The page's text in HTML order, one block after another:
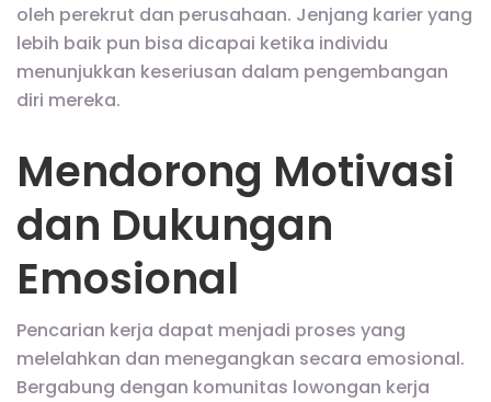
oleh perekrut dan perusahaan. Jenjang karier yang
lebih baik pun bisa dicapai ketika individu
menunjukkan keseriusan dalam pengembangan
diri mereka.
Mendorong Motivasi
dan Dukungan
Emosional
Pencarian kerja dapat menjadi proses yang
melelahkan dan menegangkan secara emosional.
Bergabung dengan komunitas lowongan kerja